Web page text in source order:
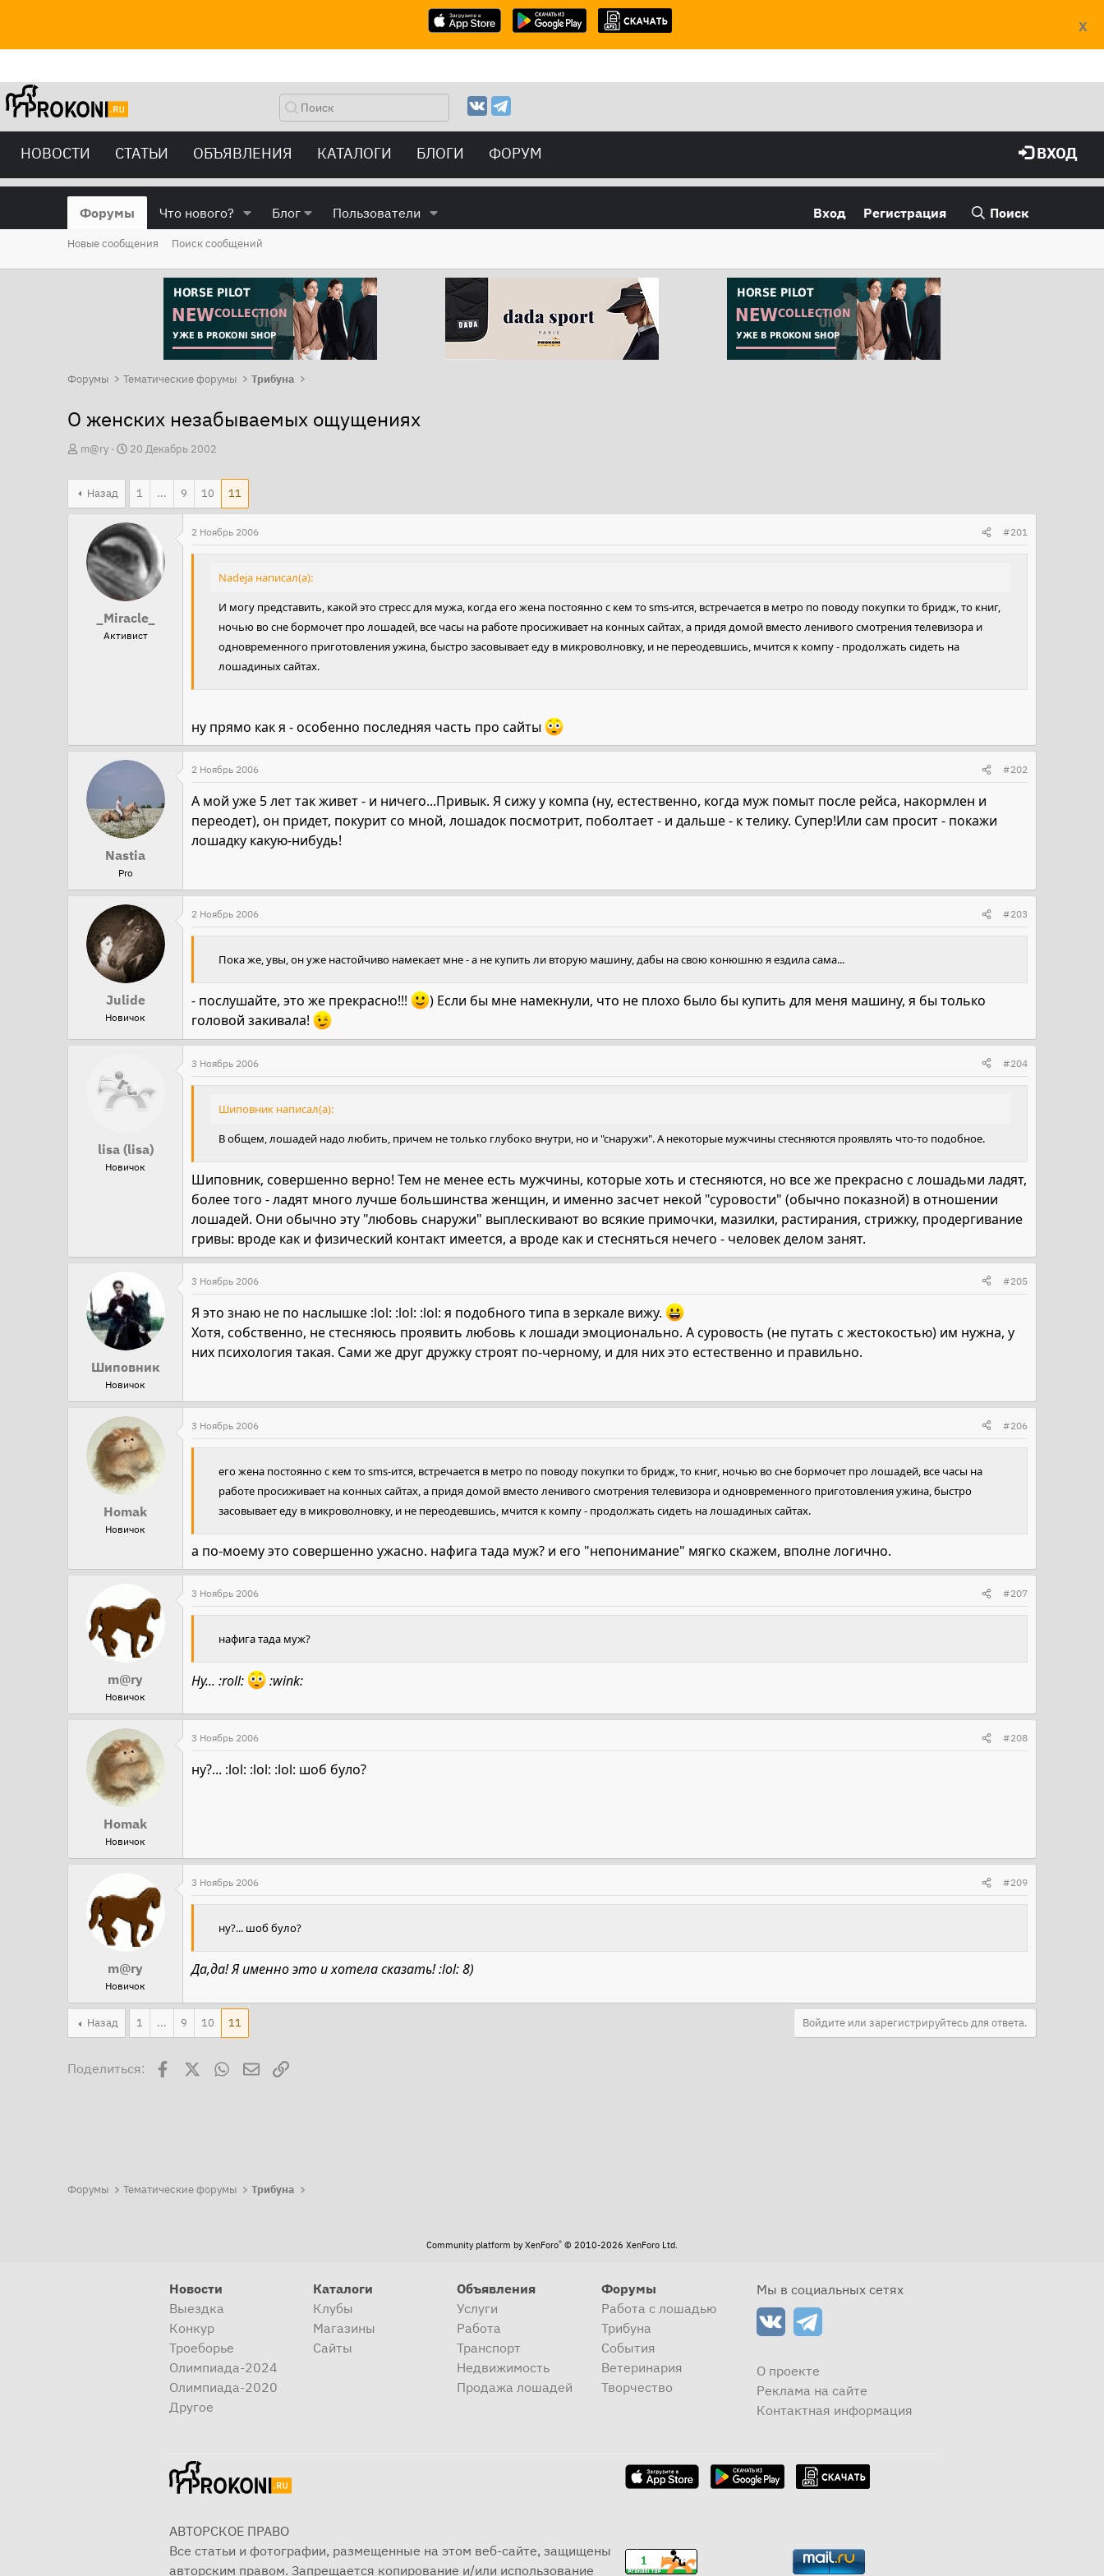
X
НОВОСТИ СТАТЬИ ОБЪЯВЛЕНИЯ КАТАЛОГИ БЛОГИ ФОРУМ ВХОД
Форумы Что нового? Блог Пользователи Вход Регистрация Поиск
Новые сообщения Поиск сообщений
Форумы Тематические форумы Трибуна
О женских незабываемых ощущениях
А
о
m@ry
Д
а
н
а
ч
а
л
а
20 Декабрь 2002
Назад 1 ... 9 10 11
_Miracle_
Активист
2 Ноябрь 2006 #201
Nadeja написал(а):
И могу представить, какой это стресс для мужа, когда его жена постоянно с кем то sms-ится, встречается в метро по поводу покупки то бридж, то книг,
ночью во сне бормочет про лошадей, все часы на работе просиживает на конных сайтах, а придя домой вместо ленивого смотрения телевизора и
одновременного приготовления ужина, быстро засовывает еду в микроволновку, и не переодевшись, мчится к компу - продолжать сидеть на
лошадиных сайтах.
ну прямо как я - особенно последняя часть про сайты
Nastia
Pro
2 Ноябрь 2006 #202
А мой уже 5 лет так живет - и ничего...Привык. Я сижу у компа (ну, естественно, когда муж помыт после рейса, накормлен и
переодет), он придет, покурит со мной, лошадок посмотрит, поболтает - и дальше - к телику. Супер!Или сам просит - покажи
лошадку какую-нибудь!
Julide
Новичок
2 Ноябрь 2006 #203
Пока же, увы, он уже настойчиво намекает мне - а не купить ли вторую машину, дабы на свою конюшню я ездила сама...
- послушайте, это же прекрасно!!!
) Если бы мне намекнули, что не плохо было бы купить для меня машину, я бы только
головой закивала!
lisa (lisa)
Новичок
3 Ноябрь 2006 #204
Шиповник написал(а):
В общем, лошадей надо любить, причем не только глубоко внутри, но и "снаружи". А некоторые мужчины стесняются проявлять что-то подобное.
Шиповник, совершенно верно! Тем не менее есть мужчины, которые хоть и стесняются, но все же прекрасно с лошадьми ладят,
более того - ладят много лучше большинства женщин, и именно засчет некой "суровости" (обычно показной) в отношении
лошадей. Они обычно эту "любовь снаружи" выплескивают во всякие примочки, мазилки, растирания, стрижку, продергивание
гривы: вроде как и физический контакт имеется, а вроде как и стесняться нечего - человек делом занят.
Шиповник
Новичок
3 Ноябрь 2006 #205
Я это знаю не по наслышке :lol: :lol: :lol: я подобного типа в зеркале вижу.
Хотя, собственно, не стесняюсь проявить любовь к лошади эмоционально. А суровость (не путать с жестокостью) им нужна, у
них психология такая. Сами же друг дружку строят по-черному, и для них это естественно и правильно.
Homak
Новичок
3 Ноябрь 2006 #206
его жена постоянно с кем то sms-ится, встречается в метро по поводу покупки то бридж, то книг, ночью во сне бормочет про лошадей, все часы на
работе просиживает на конных сайтах, а придя домой вместо ленивого смотрения телевизора и одновременного приготовления ужина, быстро
засовывает еду в микроволновку, и не переодевшись, мчится к компу - продолжать сидеть на лошадиных сайтах.
а по-моему это совершенно ужасно. нафига тада муж? и его "непонимание" мягко скажем, вполне логично.
m@ry
Новичок
3 Ноябрь 2006 #207
нафига тада муж?
Ну... :roll: :wink:
Homak
Новичок
3 Ноябрь 2006 #208
ну?... :lol: :lol: :lol: шоб було?
m@ry
Новичок
3 Ноябрь 2006 #209
ну?... шоб було?
Да,да! Я именно это и хотела сказать! :lol: 8)
Назад 1 ... 9 10 11 Войдите или зарегистрируйтесь для ответа.
Поделиться: FacebookWhatsAppЭлектронная почта
Ссылка
Форумы Тематические форумы Трибуна
Community platform by XenForo® © 2010-2026 XenForo Ltd.
Новости
Выездка
Конкур
Троеборье
Олимпиада-2024
Олимпиада-2020
Другое
Каталоги
Клубы
Магазины
Сайты
Объявления
Услуги
Работа
Транспорт
Недвижимость
Продажа лошадей
Форумы
Работа с лошадью
Трибуна
События
Ветеринария
Творчество
Мы в социальных сетях
О проекте
Реклама на сайте
Контактная информация
АВТОРСКОЕ ПРАВО
Все статьи и фотографии, размещенные на этом веб-сайте, защищены
авторским правом. Запрещается копирование и/или использование